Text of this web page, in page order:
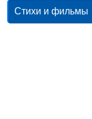
Стихи и фильмы